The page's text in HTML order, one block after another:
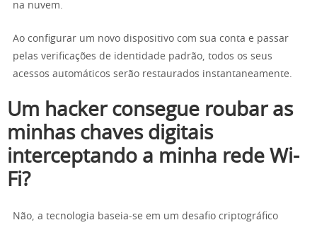
na nuvem.
Ao configurar um novo dispositivo com sua conta e passar
pelas verificações de identidade padrão, todos os seus
acessos automáticos serão restaurados instantaneamente.
Um hacker consegue roubar as
minhas chaves digitais
interceptando a minha rede Wi-
Fi?
Não, a tecnologia baseia-se em um desafio criptográfico